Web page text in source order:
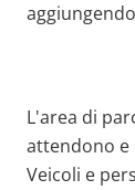
L'area di
attendono e
Veicoli e